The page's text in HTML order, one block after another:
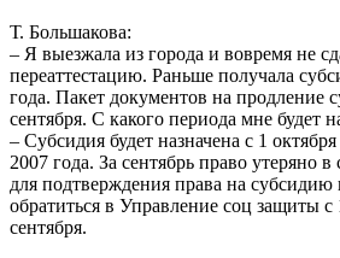
Т. Большакова:
– Я выезжала из города и вовремя не
переаттестацию. Раньше получала
года. Пакет документов на продление
сентября. С какого периода мне будет
– Субсидия будет назначена с 1
2007 года. За сентябрь право утеряно в
для подтверждения права на
обратиться в Управление соц защиты с
сентября.